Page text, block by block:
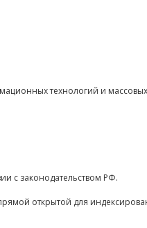
технологий и
с законодательством РФ.
открытой для